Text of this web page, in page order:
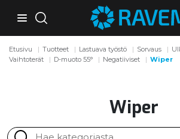
Etusivu Tuotteet Lastuava työstö Sorvaus
Vaihtoterät
D-muoto 55° Negatiiviset Wiper
Wiper